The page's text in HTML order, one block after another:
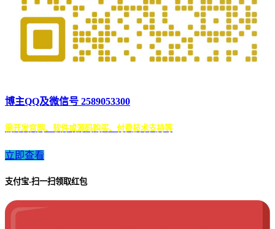
博主QQ及微信号 2589053300
需开发官网、软件或源码购买、付费技术支持等
立即查看
支付宝-扫一扫领取红包